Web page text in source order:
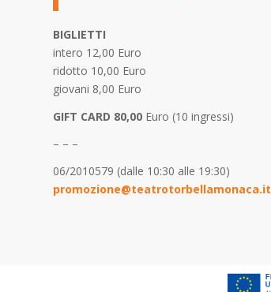
BIGLIETTI
intero 12,00 Euro
ridotto 10,00 Euro
giovani 8,00 Euro
GIFT CARD 80,00 Euro (10 ingressi)
– – –
06/2010579 (dalle 10:30 alle 19:30)
promozione@teatrotorbellamonaca.it